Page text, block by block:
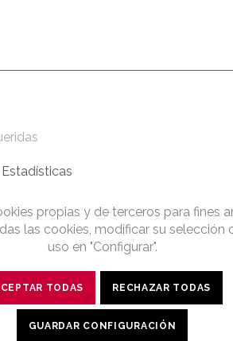
propias y de terceros para fines
las cookies, modificar su selección
uso en "Configurar".
TODAS RECHAZAR TODAS
GUARDAR CONFIGURACIÓN